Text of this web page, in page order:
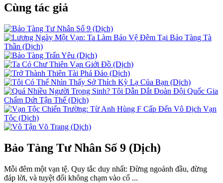
Cùng tác giả
Bảo Tàng Tư Nhân Số 9 (Dịch)
Mỗi đêm một vạn tệ. Quy tắc duy nhất: Đừng ngoảnh đầu, đừng
đáp lời, và tuyệt đối không chạm vào cổ ...